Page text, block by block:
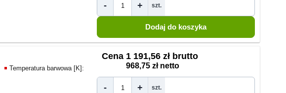
- + szt.
Temperatura barwowa [K]:
Cena 1 191,56 zł brutto
968,75 zł netto
- + szt.